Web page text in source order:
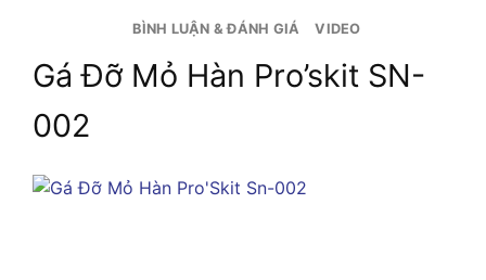
BÌNH LUẬN & ĐÁNH GIÁ VIDEO
Gá Đỡ Mỏ Hàn Pro’skit SN-
002